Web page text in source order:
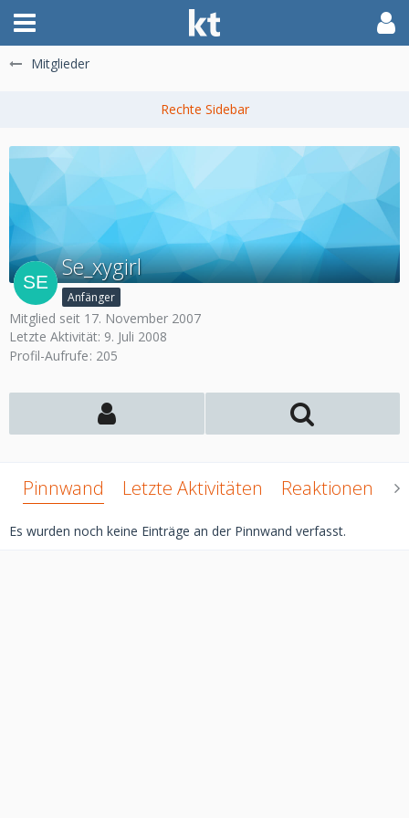
Mitglieder
Se_xygirl
Anfänger
Mitglied seit 17. November 2007
Letzte Aktivität: 9. Juli 2008
Profil-Aufrufe 205
Pinnwand Letzte Aktivitäten Reaktionen
Es wurden noch keine Einträge an der Pinnwand verfasst.